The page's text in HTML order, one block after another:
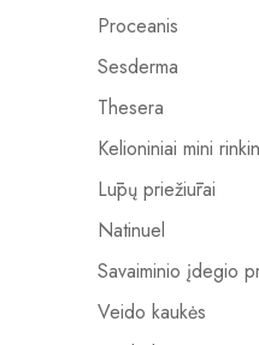
Proceanis
Sesderma
Thesera
Kelioniniai mini
Lūpų priežiūrai
Natinuel
Savaiminio įdegio
Veido kaukės